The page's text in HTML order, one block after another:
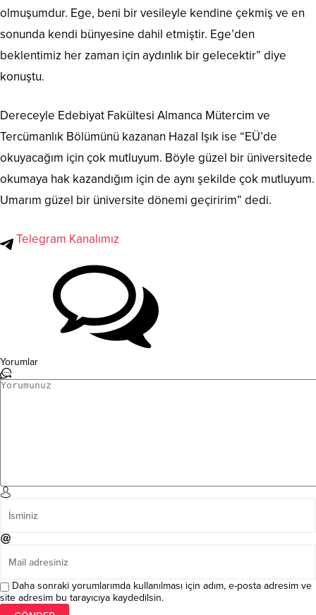
olmuşumdur. Ege, beni bir vesileyle kendine çekmiş ve en
sonunda kendi bünyesine dahil etmiştir. Ege’den
beklentimiz her zaman için aydınlık bir gelecektir” diye
konuştu.
Dereceyle Edebiyat Fakültesi Almanca Mütercim ve
Tercümanlık Bölümünü kazanan Hazal Işık ise “EÜ’de
okuyacağım için çok mutluyum. Böyle güzel bir üniversitede
okumaya hak kazandığım için de aynı şekilde çok mutluyum.
Umarım güzel bir üniversite dönemi geçiririm” dedi.
Telegram Kanalımız
Yorumlar
Daha sonraki yorumlarımda kullanılması için adım, e-posta adresim ve
site adresim bu tarayıcıya kaydedilsin.